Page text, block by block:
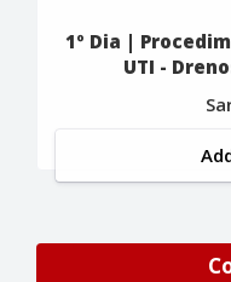
1º Dia |
UTI -